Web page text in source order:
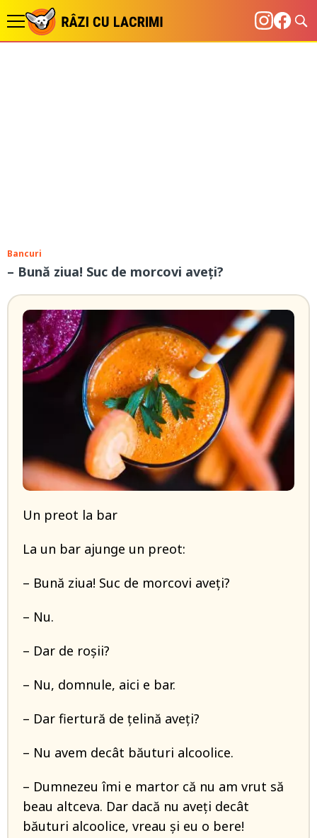
Bancuri
– Bună ziua! Suc de morcovi aveți?
Un preot la bar
La un bar ajunge un preot:
– Bună ziua! Suc de morcovi aveți?
– Nu.
– Dar de roșii?
– Nu, domnule, aici e bar.
– Dar fiertură de țelină aveți?
– Nu avem decât băuturi alcoolice.
– Dumnezeu îmi e martor că nu am vrut să
beau altceva. Dar dacă nu aveți decât
băuturi alcoolice, vreau și eu o bere!